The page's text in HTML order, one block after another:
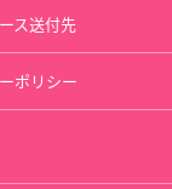
ス送付先
ポリシー